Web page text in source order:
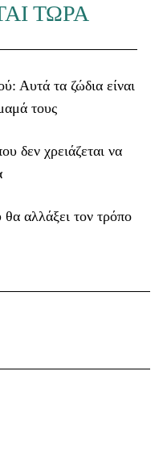
ΤΩΡΑ
Αυτά τα ζώδια είναι
τους
δεν χρειάζεται να
αλλάξει τον τρόπο